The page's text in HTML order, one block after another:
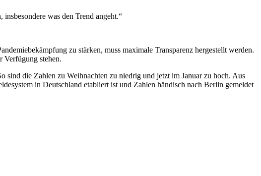
was den Trend angeht.“
zu stärken, muss maximale Transparenz hergestellt werden.
Verfügung stehen.
die Zahlen zu Weihnachten zu niedrig und jetzt im Januar zu hoch. Aus
in Deutschland etabliert ist und Zahlen händisch nach Berlin gemeldet